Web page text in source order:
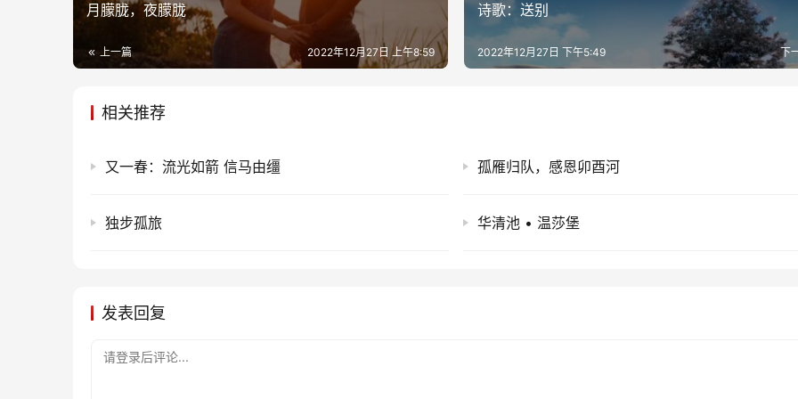
月朦胧，夜朦胧
上一篇 2022年12月27日 上午8:59
诗歌：送别
下
2022年12月27日 下午5:49
相关推荐
又一春：流光如箭 信马由缰 孤雁归队，感恩卯酉河
独步孤旅 华清池 • 温莎堡
发表回复
请登录后评论...